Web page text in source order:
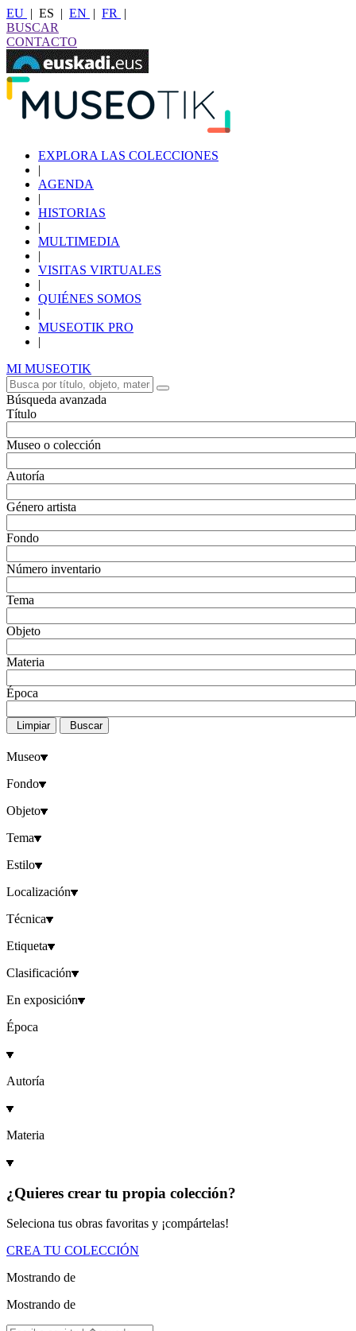
EU | ES | EN | FR
|
BUSCAR
CONTACTO
EXPLORA LAS COLECCIONES
|
AGENDA
|
HISTORIAS
|
MULTIMEDIA
|
VISITAS VIRTUALES
|
QUIÉNES SOMOS
|
MUSEOTIK PRO
|
MI MUSEOTIK
Búsqueda avanzada
Título
Museo o colección
Autoría
Género artista
Fondo
Número inventario
Tema
Objeto
Materia
Época
Limpiar Buscar
Museo
Fondo
Objeto
Tema
Estilo
Localización
Técnica
Etiqueta
Clasificación
En exposición
Época
Autoría
Materia
¿Quieres crear tu propia colección?
Seleciona tus obras favoritas y ¡compártelas!
CREA TU COLECCIÓN
Mostrando de
Mostrando de